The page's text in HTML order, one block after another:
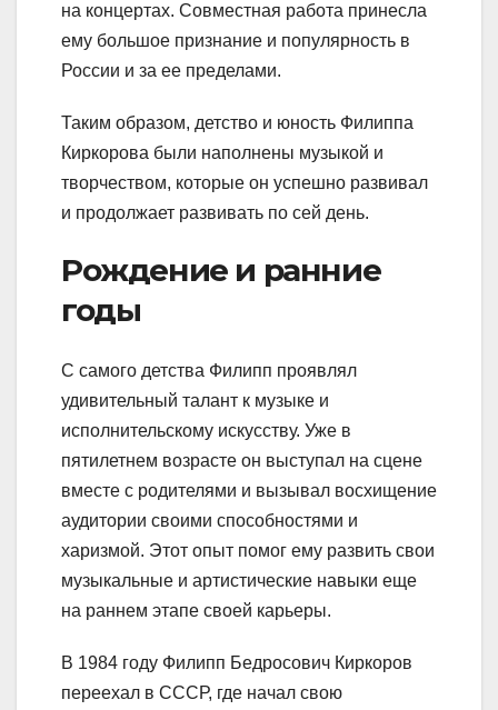
на концертах. Совместная работа принесла
ему большое признание и популярность в
России и за ее пределами.
Таким образом, детство и юность Филиппа
Киркорова были наполнены музыкой и
творчеством, которые он успешно развивал
и продолжает развивать по сей день.
Рождение и ранние
годы
С самого детства Филипп проявлял
удивительный талант к музыке и
исполнительскому искусству. Уже в
пятилетнем возрасте он выступал на сцене
вместе с родителями и вызывал восхищение
аудитории своими способностями и
харизмой. Этот опыт помог ему развить свои
музыкальные и артистические навыки еще
на раннем этапе своей карьеры.
В 1984 году Филипп Бедросович Киркоров
переехал в СССР, где начал свою